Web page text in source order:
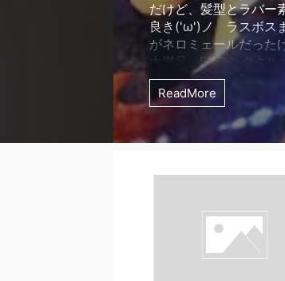
だけど、髪型とラバー
良き('ω')ノ ラスボス
がネロミェールだった
大満足 EXテンタクル
とハンターさん、背中
ミひっついてるよ！ 背
ReadMore